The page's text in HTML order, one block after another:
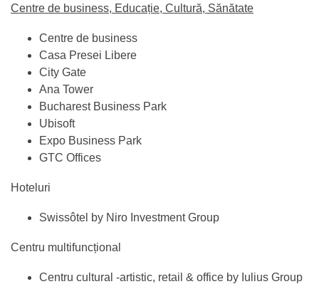
Centre de business, Educație, Cultură, Sănătate
Centre de business
Casa Presei Libere
City Gate
Ana Tower
Bucharest Business Park
Ubisoft
Expo Business Park
GTC Offices
Hoteluri
Swissôtel by Niro Investment Group
Centru multifuncțional
Centru cultural -artistic, retail & office by Iulius Group